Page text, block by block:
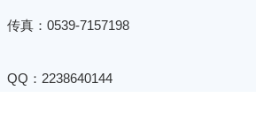
传真：0539-7157198
QQ：2238640144